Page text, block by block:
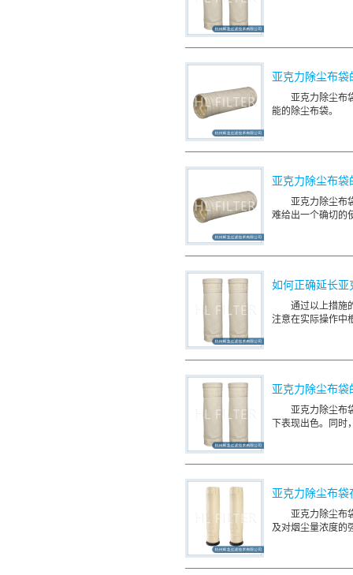
亚克力除尘布
亚克力除尘布
能的除尘布袋。
亚克力除尘布
亚克力除尘布
难给出一个确切的
如何正确延长
通过以上措施
注意在实际操作中
亚克力除尘布
亚克力除尘布
下表现出色。同时
亚克力除尘布
亚克力除尘布
及对烟尘量浓度的